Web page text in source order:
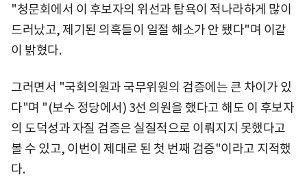
"청문회에서 이 후보자의 위선과 탐욕이 적나라하게 많이
드러났고, 제기된 의혹들이 일절 해소가 안 됐다"며 이같
이 밝혔다.
그러면서 "국회의원과 국무위원의 검증에는 큰 차이가 있
다"며 "(보수 정당에서) 3선 의원을 했다고 해도 이 후보자
의 도덕성과 자질 검증은 실질적으로 이뤄지지 못했다고
볼 수 있고, 이번이 제대로 된 첫 번째 검증"이라고 지적했
다.